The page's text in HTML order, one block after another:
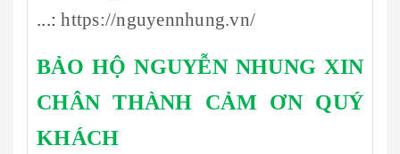
...:https://nguyennhung.vn/
BẢO HỘ NGUYỄN NHUNG XIN
CHÂN THÀNH CẢM ƠN QUÝ
KHÁCH